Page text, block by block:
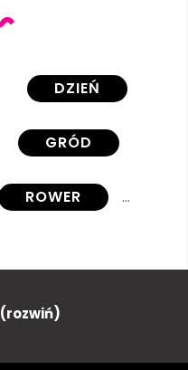
DZIEŃ
GRÓD
ROWER
ULICA
PODRÓŻ
(rozwiń)